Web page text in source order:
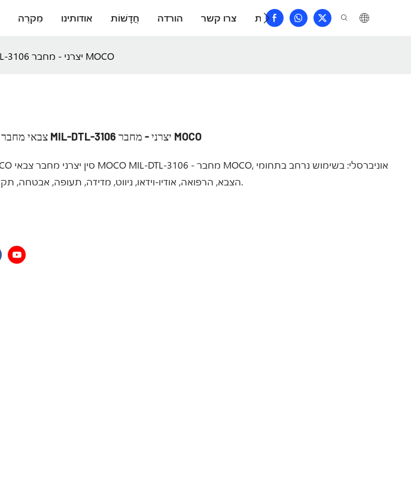
מִקרֶה אודותינו חֲדָשׁוֹת הורדה צרו קשר שאלות נפוצות
סין MOCO צבאי מחבר MIL-DTL-3106 יצרני - מחבר MOCO
סין MOCO צבאי מחבר MIL-DTL-3106 יצרני - מחבר MOCO
הצבא, הרפואה, אודיו-וידאו, ניווט, מדידה, תעופה, אבטחה, תקשורת ורכב.